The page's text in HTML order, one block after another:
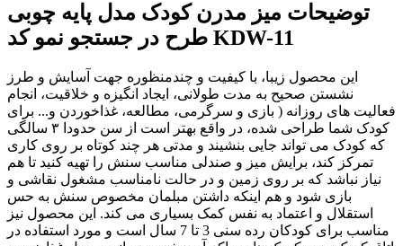
توضیحات میز مدرن کودک مدل پایه چوبی
طرح در جستجو نمو کد KDW-11
این محصول زیبا، با کیفیت و چندمنظوره جهت آسایش و طرز
نشستن صحیح به مدت طولانی، ایجاد انگیزه و خلاقیت، انجام
فعالیت های روزانه ( بازی و سرگرمی، مطالعه، غذاخوردن و... برای
کودک شما طراحی شده، در واقع بهتر است از سن حدودا ۳ سالگی
که کودک می تواند جایی بنشیند و مدتی هر چند کوتاه بر روی کاری
تمرکز کند، برایش میز و صندلی مناسب سنش را تهیه کنید تا هم
نیاز نباشد که بر روی زمین و در حالت نامناسب مشغول نقاشی و
بازی شود و هم اینکه داشتن مبلمان مخصوص سنش به حس
استقلال و اعتماد به نفس کمک بسیاری می کند. این محصول نیز
مناسب برای کودکان رده سنی 3 تا 7 سال است و مورد استفاده در